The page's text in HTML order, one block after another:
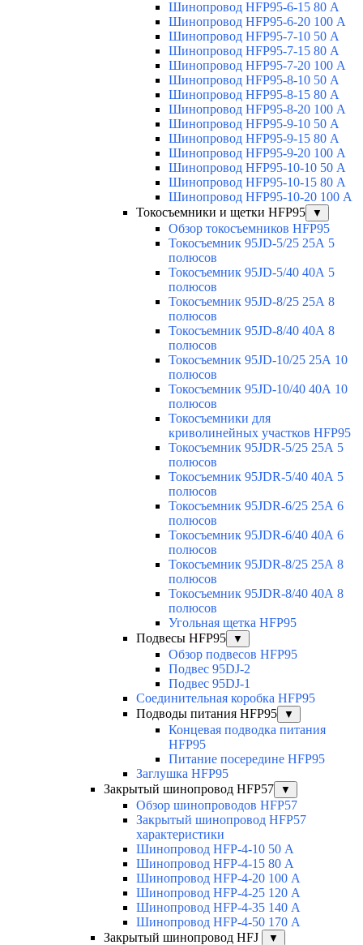
Шинопровод HFP95-6-15 80 А
Шинопровод HFP95-6-20 100 А
Шинопровод HFP95-7-10 50 А
Шинопровод HFP95-7-15 80 А
Шинопровод HFP95-7-20 100 А
Шинопровод HFP95-8-10 50 А
Шинопровод HFP95-8-15 80 А
Шинопровод HFP95-8-20 100 А
Шинопровод HFP95-9-10 50 А
Шинопровод HFP95-9-15 80 А
Шинопровод HFP95-9-20 100 А
Шинопровод HFP95-10-10 50 А
Шинопровод HFP95-10-15 80 А
Шинопровод HFP95-10-20 100 А
Токосъемники и щетки HFP95
▼
Обзор токосъемников HFP95
Токосъемник 95JD-5/25 25А 5
полюсов
Токосъемник 95JD-5/40 40А 5
полюсов
Токосъемник 95JD-8/25 25А 8
полюсов
Токосъемник 95JD-8/40 40А 8
полюсов
Токосъемник 95JD-10/25 25А 10
полюсов
Токосъемник 95JD-10/40 40А 10
полюсов
Токосъемники для
криволинейных участков HFP95
Токосъемник 95JDR-5/25 25А 5
полюсов
Токосъемник 95JDR-5/40 40А 5
полюсов
Токосъемник 95JDR-6/25 25А 6
полюсов
Токосъемник 95JDR-6/40 40А 6
полюсов
Токосъемник 95JDR-8/25 25А 8
полюсов
Токосъемник 95JDR-8/40 40А 8
полюсов
Угольная щетка HFP95
Подвесы HFP95
▼
Обзор подвесов HFP95
Подвес 95DJ-2
Подвес 95DJ-1
Соединительная коробка HFP95
Подводы питания HFP95
▼
Концевая подводка питания
HFP95
Питание посередине HFP95
Заглушка HFP95
Закрытый шинопровод HFP57
▼
Обзор шинопроводов HFP57
Закрытый шинопровод HFP57
характеристики
Шинопровод HFP-4-10 50 А
Шинопровод HFP-4-15 80 А
Шинопровод HFP-4-20 100 А
Шинопровод HFP-4-25 120 А
Шинопровод HFP-4-35 140 А
Шинопровод HFP-4-50 170 А
Закрытый шинопровод HFJ
▼